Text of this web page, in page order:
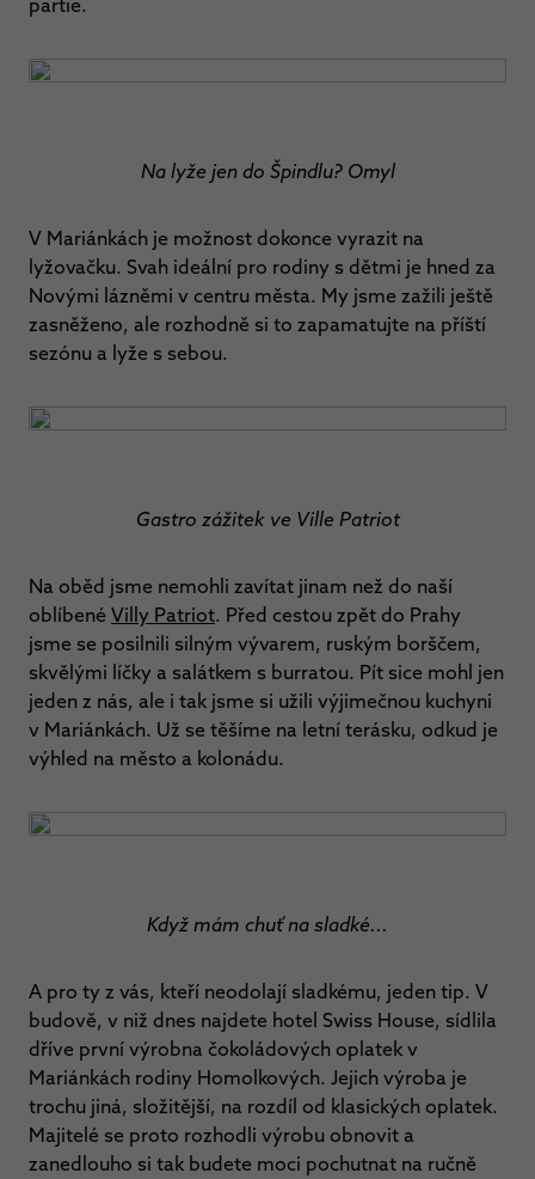
partie.
Na lyže jen do Špindlu? Omyl
V Mariánkách je možnost dokonce vyrazit na
lyžovačku. Svah ideální pro rodiny s dětmi je hned za
Novými lázněmi v centru města. My jsme zažili ještě
zasněženo, ale rozhodně si to zapamatujte na příští
sezónu a lyže s sebou.
Gastro zážitek ve Ville Patriot
Na oběd jsme nemohli zavítat jinam než do naší
oblíbené Villy Patriot. Před cestou zpět do Prahy
jsme se posilnili silným vývarem, ruským borščem,
skvělými líčky a salátkem s burratou. Pít sice mohl jen
jeden z nás, ale i tak jsme si užili výjimečnou kuchyni
v Mariánkách. Už se těšíme na letní terásku, odkud je
výhled na město a kolonádu.
Když mám chuť na sladké...
A pro ty z vás, kteří neodolají sladkému, jeden tip. V
budově, v niž dnes najdete hotel Swiss House, sídlila
dříve první výrobna čokoládových oplatek v
Mariánkách rodiny Homolkových. Jejich výroba je
trochu jiná, složitější, na rozdíl od klasických oplatek.
Majitelé se proto rozhodli výrobu obnovit a
zanedlouho si tak budete moci pochutnat na ručně